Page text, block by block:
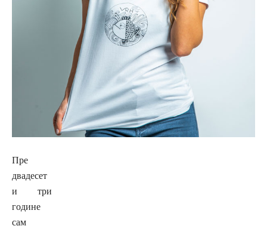
Пре
двадесет
и три
године
сам